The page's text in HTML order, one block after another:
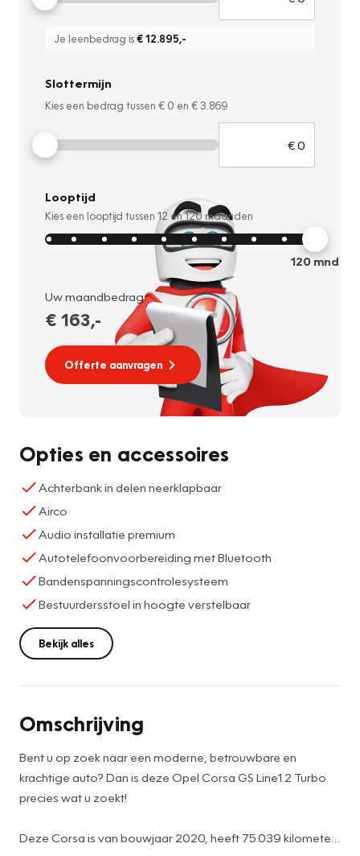
Je leenbedrag is€ 12.895,-
Slottermijn
Kies een bedrag tussen € 0 en € 3.869
Looptijd
Kies een looptijd tussen 12 en120 maanden
120mnd
Uw maandbedrag:
€ 163,-
Offerte aanvragen
Opties en accessoires
Achterbank in delen neerklapbaar
Airco
Audio installatie premium
Autotelefoonvoorbereiding met Bluetooth
Bandenspanningscontrolesysteem
Bestuurdersstoel in hoogte verstelbaar
Bekijk alles
Omschrijving
Bent u op zoek naar een moderne, betrouwbare en
krachtige auto? Dan is deze Opel Corsa GS Line1.2 Turbo
precies wat u zoekt!
Deze Corsa is van bouwjaar 2020, heeft 75.039 kilometer